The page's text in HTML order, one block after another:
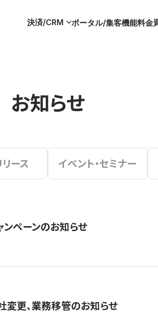
決済/CRM ポータル/集客機能料金
お知らせ
ース イベント・セミナー
ペーンのお知らせ
変更、業務移管のお知らせ